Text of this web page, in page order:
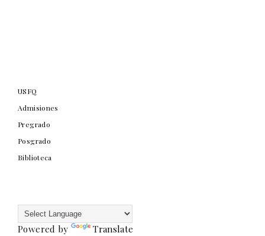
USFQ
Admisiones
Pregrado
Posgrado
Biblioteca
Powered by Translate